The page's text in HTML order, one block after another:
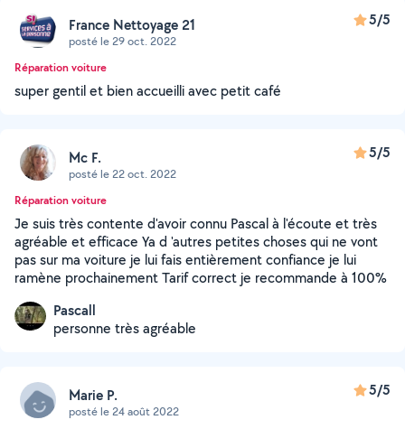
France Nettoyage 21
posté le 29 oct. 2022
5/5
Réparation voiture
super gentil et bien accueilli avec petit café
Mc F.
posté le 22 oct. 2022
5/5
Réparation voiture
Je suis très contente d'avoir connu Pascal à l'écoute et très
agréable et efficace Ya d 'autres petites choses qui ne vont
pas sur ma voiture je lui fais entièrement confiance je lui
ramène prochainement Tarif correct je recommande à 100%
Pascall
personne très agréable
Marie P.
posté le 24 août 2022
5/5